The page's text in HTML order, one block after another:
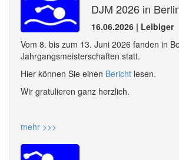
DJM 2026 in
16.06.2026 | Leibiger
Vom 8. bis zum 13. Juni 2026 fanden in
Jahrgangsmeisterschaften statt.
Hier können Sie einen Bericht lesen.
Wir gratulieren ganz herzlich.
mehr >>>